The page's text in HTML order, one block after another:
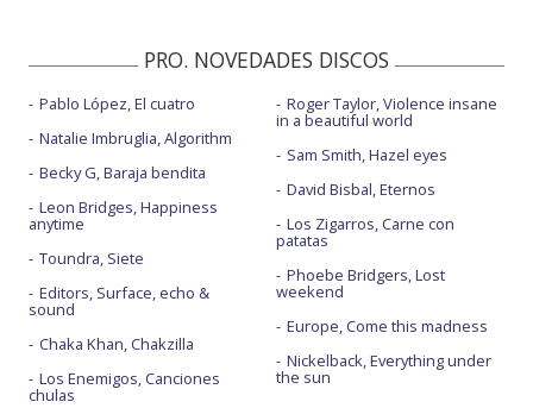
PRO. NOVEDADES DISCOS
Pablo López, El cuatro
Natalie Imbruglia, Algorithm
Becky G, Baraja bendita
Leon Bridges, Happiness
anytime
Toundra, Siete
Editors, Surface, echo &
sound
Chaka Khan, Chakzilla
Los Enemigos, Canciones
chulas
Roger Taylor, Violence insane
in a beautiful world
Sam Smith, Hazel eyes
David Bisbal, Eternos
Los Zigarros, Carne con
patatas
Phoebe Bridgers, Lost
weekend
Europe, Come this madness
Nickelback, Everything under
the sun